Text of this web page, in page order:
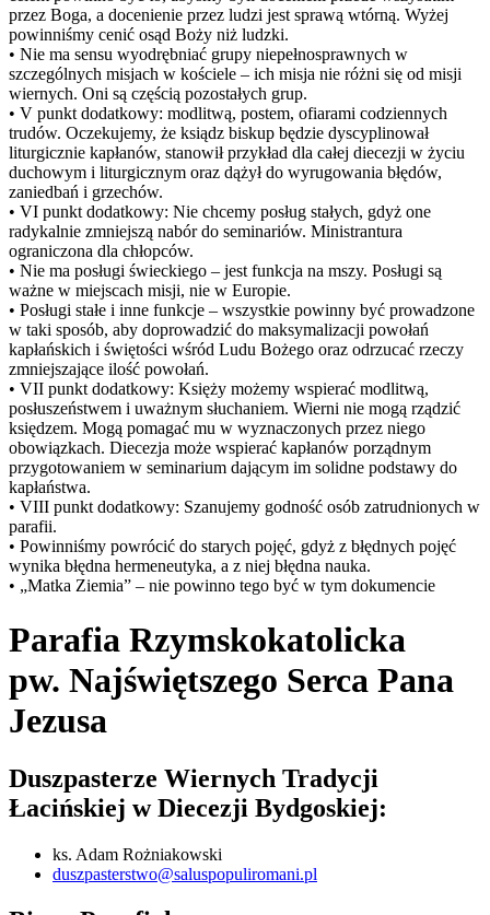
przez Boga, a docenienie przez ludzi jest sprawą wtórną. Wyżej
powinniśmy cenić osąd Boży niż ludzki.
• Nie ma sensu wyodrębniać grupy niepełnosprawnych w
szczególnych misjach w kościele – ich misja nie różni się od misji
wiernych. Oni są częścią pozostałych grup.
• V punkt dodatkowy: modlitwą, postem, ofiarami codziennych
trudów. Oczekujemy, że ksiądz biskup będzie dyscyplinował
liturgicznie kapłanów, stanowił przykład dla całej diecezji w życiu
duchowym i liturgicznym oraz dążył do wyrugowania błędów,
zaniedbań i grzechów.
• VI punkt dodatkowy: Nie chcemy posług stałych, gdyż one
radykalnie zmniejszą nabór do seminariów. Ministrantura
ograniczona dla chłopców.
• Nie ma posługi świeckiego – jest funkcja na mszy. Posługi są
ważne w miejscach misji, nie w Europie.
• Posługi stałe i inne funkcje – wszystkie powinny być prowadzone
w taki sposób, aby doprowadzić do maksymalizacji powołań
kapłańskich i świętości wśród Ludu Bożego oraz odrzucać rzeczy
zmniejszające ilość powołań.
• VII punkt dodatkowy: Księży możemy wspierać modlitwą,
posłuszeństwem i uważnym słuchaniem. Wierni nie mogą rządzić
księdzem. Mogą pomagać mu w wyznaczonych przez niego
obowiązkach. Diecezja może wspierać kapłanów porządnym
przygotowaniem w seminarium dającym im solidne podstawy do
kapłaństwa.
• VIII punkt dodatkowy: Szanujemy godność osób zatrudnionych w
parafii.
• Powinniśmy powrócić do starych pojęć, gdyż z błędnych pojęć
wynika błędna hermeneutyka, a z niej błędna nauka.
• „Matka Ziemia” – nie powinno tego być w tym dokumencie
Parafia Rzymskokatolicka
pw. Najświętszego Serca Pana
Jezusa
Duszpasterze Wiernych Tradycji
Łacińskiej w Diecezji Bydgoskiej:
ks. Adam Rożniakowski
duszpasterstwo@saluspopuliromani.pl